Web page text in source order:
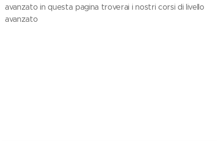
avanzato in questa pagina troverai i nostri corsi di livello
avanzato